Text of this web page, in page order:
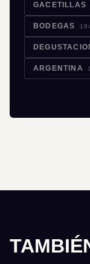
GACETILLAS
BODEGAS
ARGENTINA